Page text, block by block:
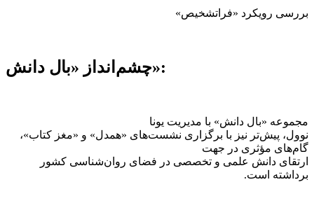
بررسی رویکرد «فراتشخیص»
چشم‌انداز «بال دانش»:
مجموعه «بال دانش» با مدیریت یونا
نوول، پیش‌تر نیز با برگزاری نشست‌های «همدل» و «مغز کتاب»،
گام‌های مؤثری در جهت
ارتقای دانش علمی و تخصصی در فضای روان‌شناسی کشور
برداشته است.